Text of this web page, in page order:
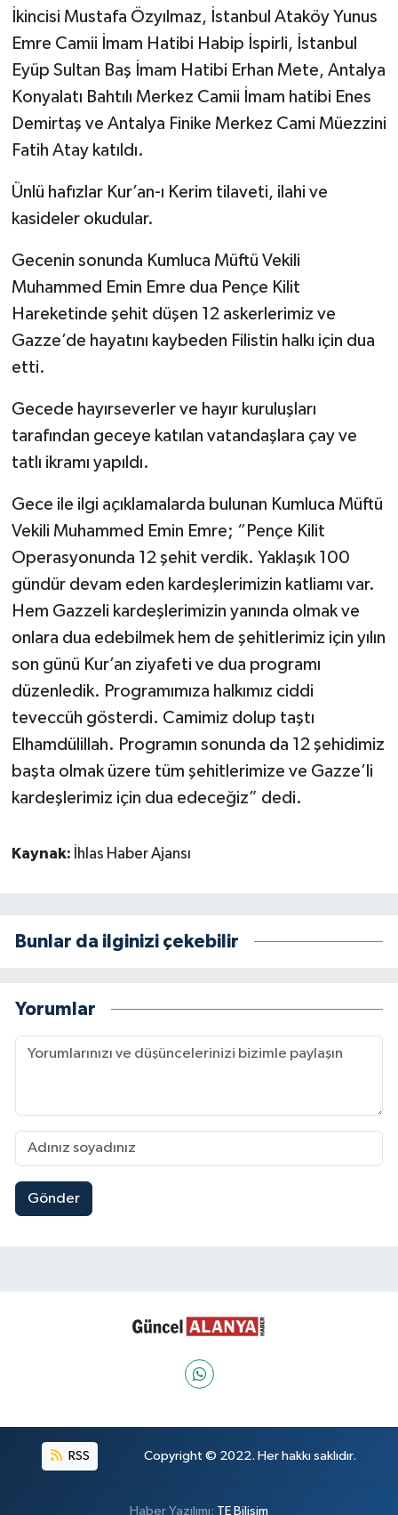
İkincisi Mustafa Özyılmaz, İstanbul Ataköy Yunus
Emre Camii İmam Hatibi Habip İspirli, İstanbul
Eyüp Sultan Baş İmam Hatibi Erhan Mete, Antalya
Konyalatı Bahtılı Merkez Camii İmam hatibi Enes
Demirtaş ve Antalya Finike Merkez Cami Müezzini
Fatih Atay katıldı.
Ünlü hafızlar Kur’an-ı Kerim tilaveti, ilahi ve
kasideler okudular.
Gecenin sonunda Kumluca Müftü Vekili
Muhammed Emin Emre dua Pençe Kilit
Hareketinde şehit düşen 12 askerlerimiz ve
Gazze’de hayatını kaybeden Filistin halkı için dua
etti.
Gecede hayırseverler ve hayır kuruluşları
tarafından geceye katılan vatandaşlara çay ve
tatlı ikramı yapıldı.
Gece ile ilgi açıklamalarda bulunan Kumluca Müftü
Vekili Muhammed Emin Emre; “Pençe Kilit
Operasyonunda 12 şehit verdik. Yaklaşık 100
gündür devam eden kardeşlerimizin katliamı var.
Hem Gazzeli kardeşlerimizin yanında olmak ve
onlara dua edebilmek hem de şehitlerimiz için yılın
son günü Kur’an ziyafeti ve dua programı
düzenledik. Programımıza halkımız ciddi
teveccüh gösterdi. Camimiz dolup taştı
Elhamdülillah. Programın sonunda da 12 şehidimiz
başta olmak üzere tüm şehitlerimize ve Gazze’li
kardeşlerimiz için dua edeceğiz” dedi.
Kaynak: İhlas Haber Ajansı
Bunlar da ilginizi çekebilir
Yorumlar
Gönder
RSS Copyright © 2022. Her hakkı saklıdır.
Haber Yazılımı: TE Bilişim